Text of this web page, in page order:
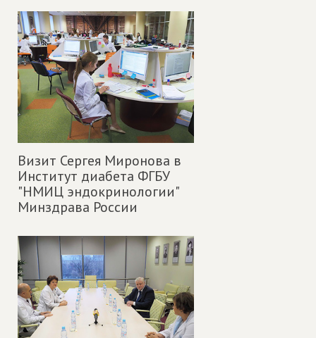
Визит Сергея Миронова в
Институт диабета ФГБУ
"НМИЦ эндокринологии"
Минздрава России